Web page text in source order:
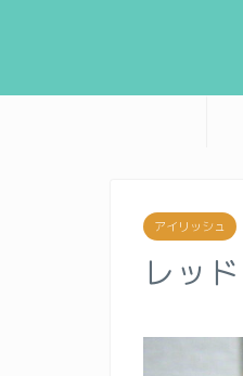
アイリッシュ
レッ